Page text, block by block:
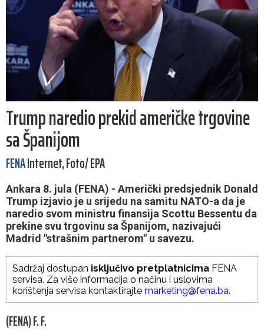
Trump naredio prekid američke trgovine
sa Španijom
FENAInternet, Foto/ EPA
Ankara 8. jula (FENA) - Američki predsjednik Donald
Trump izjavio je u srijedu na samitu NATO-a da je
naredio svom ministru finansija Scottu Bessentu da
prekine svu trgovinu sa Španijom, nazivajući
Madrid "strašnim partnerom" u savezu.
Sadržaj dostupan isključivo pretplatnicima FENA
servisa. Za više informacija o načinu i uslovima
korištenja servisa kontaktirajte marketing@fena.ba.
(FENA) F. F.